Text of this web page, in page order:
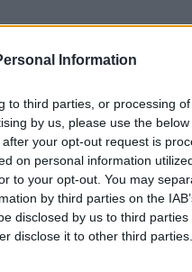
Information
to third parties, or processing
by us, please use the
your opt-out request is
on personal information
to your opt-out. You may
by third parties on the
disclosed by us to third parties
disclose it to other third parties.
πεποίθηση ότι ο
την ανάπτυξη του